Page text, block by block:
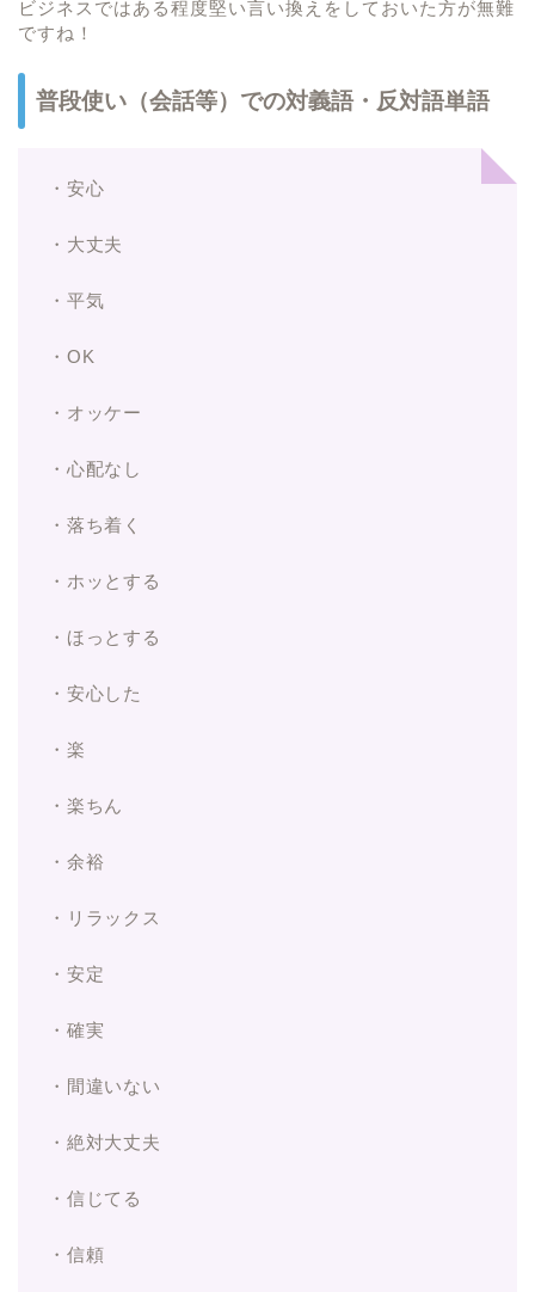
ビジネスではある程度堅い言い換えをしておいた方が無難
ですね！
普段使い（会話等）での対義語・反対語単語
・安心
・大丈夫
・平気
・OK
・オッケー
・心配なし
・落ち着く
・ホッとする
・ほっとする
・安心した
・楽
・楽ちん
・余裕
・リラックス
・安定
・確実
・間違いない
・絶対大丈夫
・信じてる
・信頼